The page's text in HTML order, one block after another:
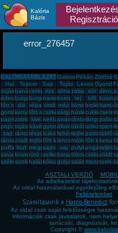
Kalória
Bázis
Regisztráció
error_276457
KALÓRIATÁBLÁZATGabona, mag,
Pékáru,
Hal
TejtermékSajt Tojás Leves
tojás banáncsirkemell
rizs alma zabpehely
sör dinnye
édesburgonya
burgonyaburgonyanarancskrumplitej kifli
főtt tojás
dió répa virsli méz körte brokkoli
gombakenyérfőtt rizscsirkemájsárgarépa
húslevescukkini
paprikazabkása
kiwi nektarinananászrántott hús
lángos
popcorntojásrántotta
kávégyrosáfonyatükörtojás
szilvaspenót
sajt rántott csirkemell
tésztakukoricafehér kenyér
tejbegrízpattogatott
rántott sajt
zöldbabtejfölfőtt kukorica
lencsefőzelék
málnafőtt krumpli
puffasztott rizs
liszt meggysajtos pogácsa
vaj pulykamell
pogácsa
teljes
savanyú káposzta
krumplipüré
túró rudizellerbaracktökmagcsirkemell
székelykáposzta
sonkahalászlékókuszreszelék
gulyásleves
salátamozzarella
tonhal
ASZTALI VERZIÓ
Az adatkezelési
Az oldal használatával egyidejűleg
Feltételeinket
Számításaink a Harris-Benedict
Az oldal csak saját felelősségre
információk csak javaslatok, nem
tanácsát, diagnózisát,
Copyright ©